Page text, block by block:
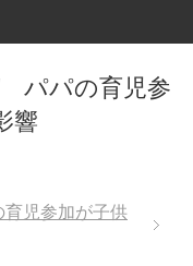
パパの育児参
響
児参加が子供